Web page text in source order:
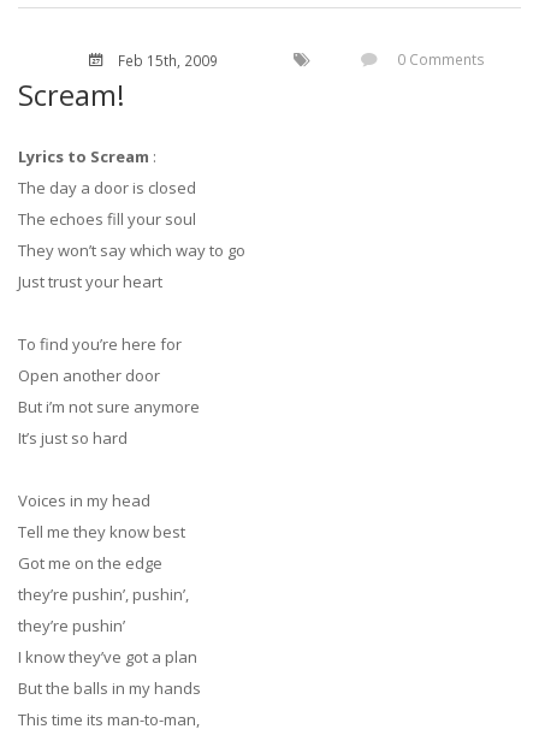
Feb 15th , 2009 0 Comments
Scream!
Lyrics to Scream :
The day a door is closed
The echoes fill your soul
They won’t say which way to go
Just trust your heart
To find you’re here for
Open another door
But i’m not sure anymore
It’s just so hard
Voices in my head
Tell me they know best
Got me on the edge
they’re pushin’, pushin’,
they’re pushin’
I know they’ve got a plan
But the balls in my hands
This time its man-to-man,